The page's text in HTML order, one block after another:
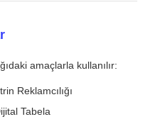
amaçlarla kullanılır:
Reklamcılığı
Tabela